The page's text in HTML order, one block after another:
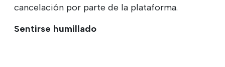
cancelación por parte de la plataforma.
Sentirse humillado